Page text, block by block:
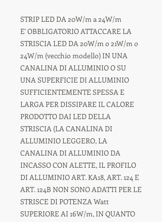
STRIP LED DA 20W/m a 24W/m
E' OBBLIGATORIO ATTACCARE LA
STRISCIA LED DA 20W/m o 21W/m o
24W/m (vecchio modello) IN UNA
CANALINA DI ALLUMINIO O SU
UNA SUPERFICIE DI ALLUMINIO
SUFFICIENTEMENTE SPESSA E
LARGA PER DISSIPARE IL CALORE
PRODOTTO DAI LED DELLA
STRISCIA (LA CANALINA DI
ALLUMINIO LEGGERO, LA
CANALINA DI ALLUMINIO DA
INCASSO CON ALETTE, IL PROFILO
DI ALLUMINIO ART. KA18, ART. 124 E
ART. 124B NON SONO ADATTI PER LE
STRISCE DI POTENZA Watt
SUPERIORE AI 16W/m, IN QUANTO